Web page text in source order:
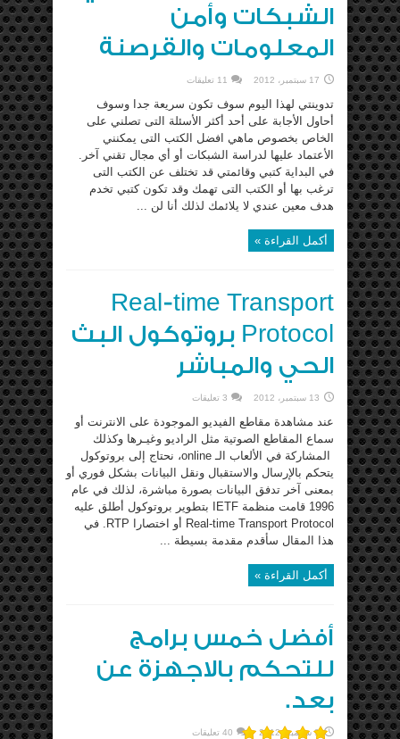
الشبكات وأمن
المعلومات والقرصنة
17 سبتمبر، 2012 11 تعليقات
تدوينتي لهذا اليوم سوف تكون سريعة جدا وسوف
أحاول الأجابة على أحد أكثر الأسئلة التى تصلني على
الخاص بخصوص ماهي افضل الكتب التى يمكنني
الأعتماد عليها لدراسة الشبكات أو أي مجال تقني آخر.
في البداية كتبي وقائمتي قد تختلف عن الكتب التى
ترغب بها أو الكتب التى تهمك وقد تكون كتبي تخدم
هدف معين عندي لا يلائمك لذلك أنا لن ...
أكمل القراءة »
Real-time Transport
Protocol بروتوكول البث
الحي والمباشر
13 سبتمبر، 2012 3 تعليقات
عند مشاهدة مقاطع الفيديو الموجودة على الانترنت أو
سماع المقاطع الصوتية مثل الراديو وغيـرها وكذلك
المشاركة في الألعاب الـ online، نحتاج إلى بروتوكول
يتحكم بالإرسال والاستقبال ونقل البيانات بشكل فوري أو
بمعنى آخر تدفق البيانات بصورة مباشرة، لذلك في عام
1996 قامت منظمة IETF بتطوير بروتوكول أطلق عليه
Real-time Transport Protocol أو اختصارا RTP. في
هذا المقال سأقدم مقدمة بسيطة ...
أكمل القراءة »
أفضل خمس برامج
للتحكم بالاجهزة عن
بعد.
9 سبتمبر، 2012 40 تعليقات